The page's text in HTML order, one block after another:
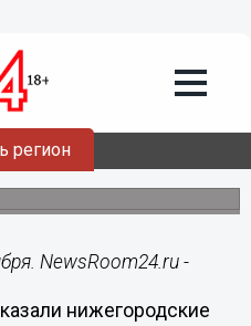
регион
в
РФ посетил
фестивале молодежи
NewsRoom24.ru -
нижегородские